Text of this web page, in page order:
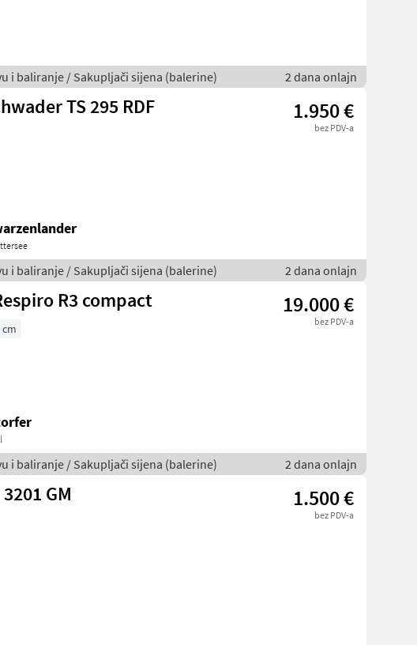
i baliranje / Sakupljači sijena (balerine) 2 dana onlajn
TS 295 RDF 1.950 €
bez PDV-a
i baliranje / Sakupljači sijena (balerine) 2 dana onlajn
R3 compact 19.000 €
bez PDV-a
cm
i baliranje / Sakupljači sijena (balerine) 2 dana onlajn
GM 1.500 €
bez PDV-a